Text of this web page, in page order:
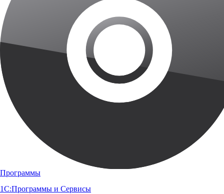
Программы
1С:Программы и Сервисы